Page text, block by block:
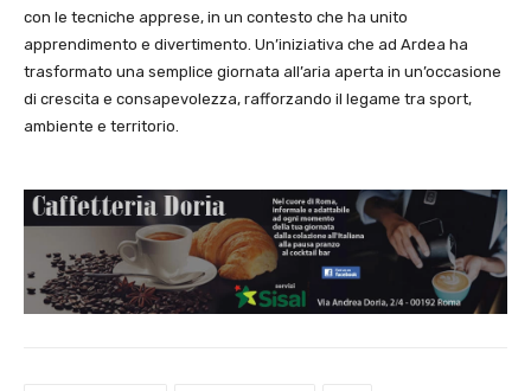
con le tecniche apprese, in un contesto che ha unito
apprendimento e divertimento. Un’iniziativa che ad Ardea ha
trasformato una semplice giornata all’aria aperta in un’occasione
di crescita e consapevolezza, rafforzando il legame tra sport,
ambiente e territorio.